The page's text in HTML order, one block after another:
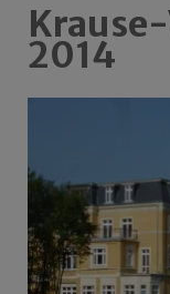
2014